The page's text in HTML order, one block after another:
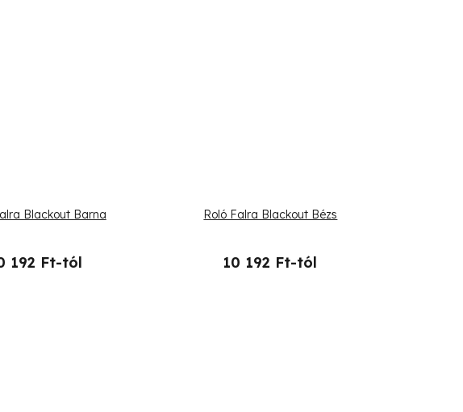
Blackout Barna
192 Ft-tól
Roló Falra Blackout Bézs
10 192 Ft-tól